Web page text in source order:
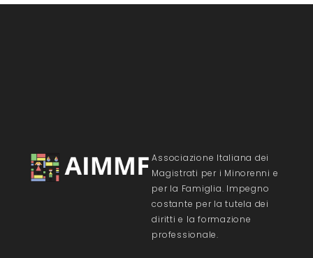
Associazione Italiana dei
Magistrati per i Minorenni e
per la Famiglia. Impegno
costante per la tutela dei
diritti e la formazione
professionale.